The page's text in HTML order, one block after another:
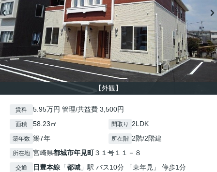
【外観】
賃料 5.95万円 管理/共益費 3,500円
面積 58.23㎡ 間取り 2LDK
築年数 築7年 所在階 2階/2階建
所在地 宮崎県都城市年見町３１号１１－８
交通 日豊本線 「都城 」駅 バス10分 「東年見」 停歩1分